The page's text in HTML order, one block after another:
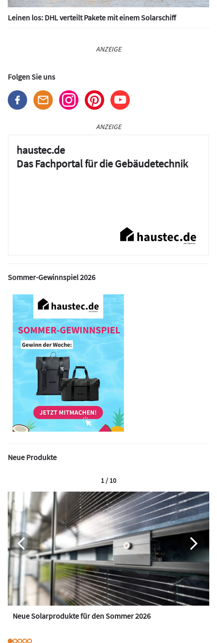
Leinen los: DHL verteilt Pakete mit einem Solarschiff
ANZEIGE
Folgen Sie uns
ANZEIGE
haustec.de
Das Fachportal für die Gebäudetechnik
Sommer-Gewinnspiel 2026
Neue Produkte
Neue Solarprodukte für den Sommer 2026
1 / 10